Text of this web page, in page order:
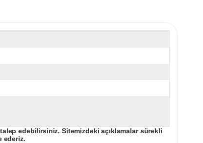
edebilirsiniz. Sitemizdeki açıklamalar sürekli
ederiz.